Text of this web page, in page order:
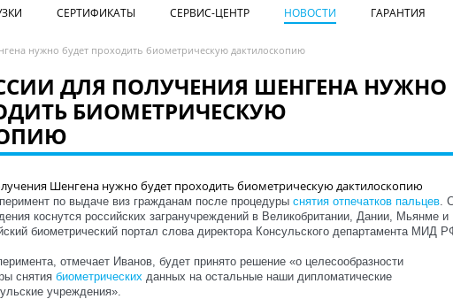
СЕРТИФИКАТЫ СЕРВИС-ЦЕНТР НОВОСТИ ГАРАНТИЯ
нужно будет проходить биометрическую дактилоскопию
ДЛЯ ПОЛУЧЕНИЯ ШЕНГЕНА НУЖНО
БИОМЕТРИЧЕСКУЮ
по выдаче виз гражданам после процедуры снятия отпечатков пальцев.
коснутся российских загранучреждений в Великобритании, Дании, Мьянме и
биометрический портал слова директора Консульского департамента МИД
отмечает Иванов, будет принято решение «о целесообразности
снятия биометрических данных на остальные наши дипломатические
учреждения».